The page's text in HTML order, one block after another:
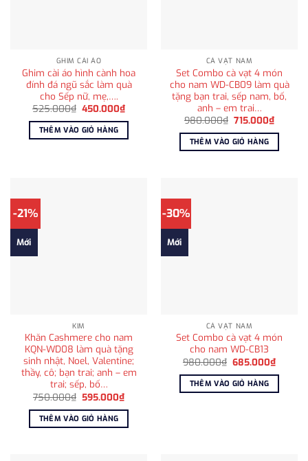
GHIM CÀI ÁO
Ghim cài áo hình cành hoa
đính đá ngũ sắc làm quà
cho Sếp nữ, mẹ,….
525.000₫ Giá
là:
525.000₫.
450.000₫Giá
hiện
tại
450.000₫.
THÊM VÀO GIỎ HÀNG
CÀ VẠT NAM
Set Combo cà vạt 4 món
cho nam WD-CB09 làm quà
tặng bạn trai, sếp nam, bố,
anh – em trai…
980.000₫ Giá
là:
980.000₫.
715.000₫Giá
hiện
tại
THÊM VÀO GIỎ HÀNG
-21%
Mới
KIM
Khăn Cashmere cho nam
KQN-WD08 làm quà tặng
sinh nhật, Noel, Valentine;
thầy, cô; bạn trai; anh – em
trai; sếp, bố…
750.000₫ Giá
là:
750.000₫.
595.000₫Giá
hiện
tại
595.000₫.
THÊM VÀO GIỎ HÀNG
-30%
Mới
CÀ VẠT NAM
Set Combo cà vạt 4 món
cho nam WD-CB13
980.000₫ Giá
là:
980.000₫.
685.000₫Giá
hiện
tại
THÊM VÀO GIỎ HÀNG